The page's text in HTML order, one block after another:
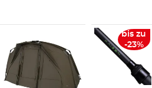
bis zu
-23%